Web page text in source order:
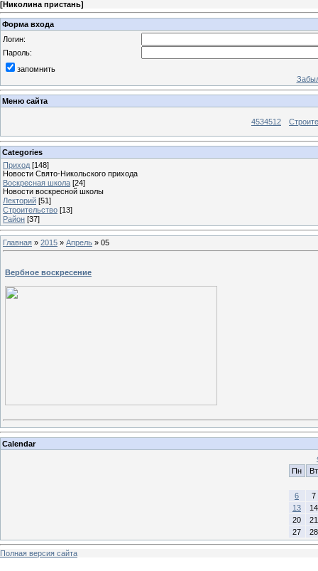
[Николина пристань]
Форма входа
Логин:
Пароль:
запомнить
Меню сайта
4534512
Categories
Приход [148]
Новости Свято-Никольского прихода
Воскресная школа [24]
Новости воскресной школы
Лекторий [51]
Строительство [13]
Район [37]
Главная » 2015 » Апрель » 05
Вербное воскресение
Calendar
Пн
Вт
6
7
13
14
20
21
27
28
Полная версия сайта